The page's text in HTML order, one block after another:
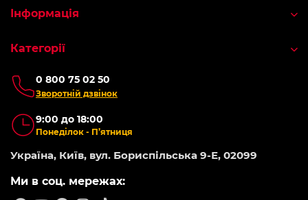
0 800 75 02 50
Зворотній дзвінок
9:00 до 18:00
Понеділок - П’ятниця
Україна, Київ, вул. Бориспільська 9-Е, 02099
Ми в соц. мережах:
Інформація
Категорії